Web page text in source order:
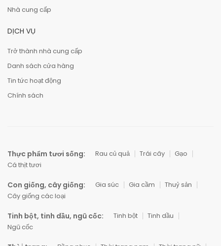
Nhà cung cấp
DỊCH VỤ
Trở thành nhà cung cấp
Danh sách cửa hàng
Tin tức hoạt động
Chính sách
Thực phẩm tươi sống: Rau củ quả Trái cây
Gạo
Cá thịt tươi
Con giống, cây giống: Gia súc Gia cầm
Thuỷ sản
Cây giống các loại
Tinh bột, tinh dầu, ngũ cốc: Tinh bột
Tinh dầu
Ngũ cốc